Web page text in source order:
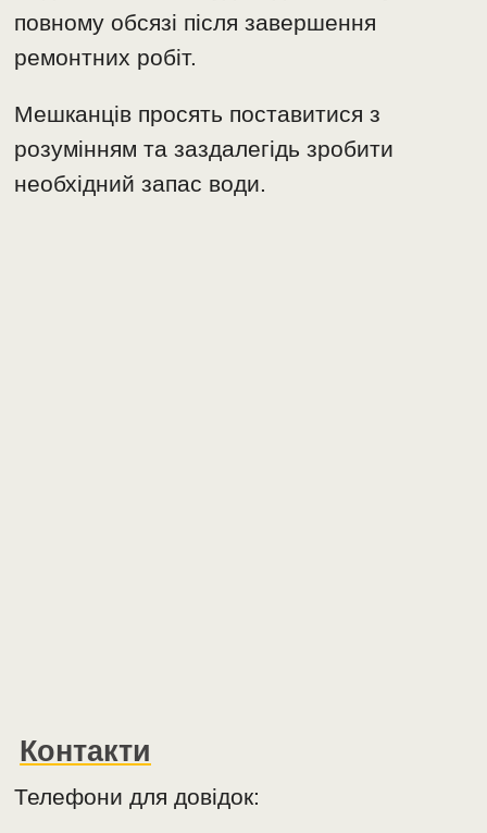
повному обсязі після завершення
ремонтних робіт.
Мешканців просять поставитися з
розумінням та заздалегідь зробити
необхідний запас води.
Контакти
Телефони для довідок: